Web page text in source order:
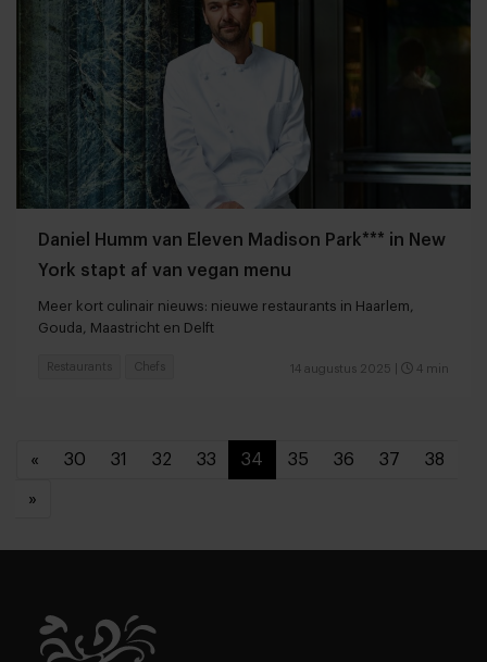
Daniel Humm van Eleven Madison Park*** in New
York stapt af van vegan menu
Meer kort culinair nieuws: nieuwe restaurants in Haarlem,
Gouda, Maastricht en Delft
14 augustus 2025 4 min
Restaurants Chefs
« 30 31 32 33 34 35 36 37 38
»